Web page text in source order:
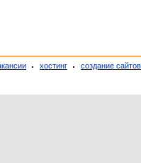
хостинг создание сайтов